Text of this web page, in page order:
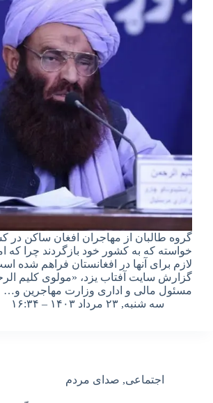
گروه طالبان از مهاجران افغان ساکن در
خواسته که به کشور خود بازگردند چرا که
لازم برای آنها در افغانستان فراهم شده
گزارش سایت آفتاب یزد، «مولوی کلیم
مسئول مالی و اداری وزارت مهاجرین و…
سه شنبه, ۲۳ مرداد ۱۴۰۳ – ۱۶:۳۴
اجتماعی, صدای مردم